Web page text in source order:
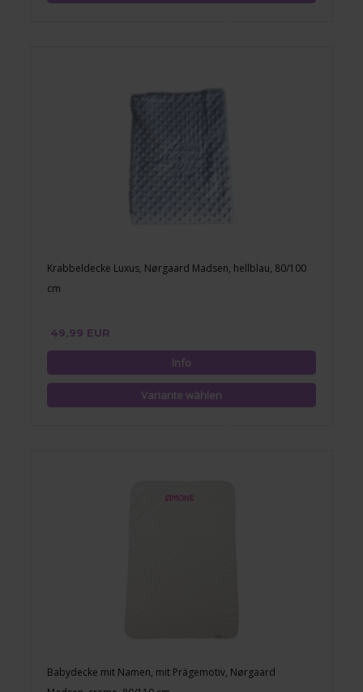
Krabbeldecke Luxus, Nørgaard Madsen, hellblau, 80/100
cm
49,99 EUR
Babydecke mit Namen, mit Prägemotiv, Nørgaard